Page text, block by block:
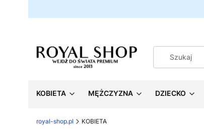
KOBIETA MĘŻCZYZNA DZIECKO
royal-shop.pl KOBIETA